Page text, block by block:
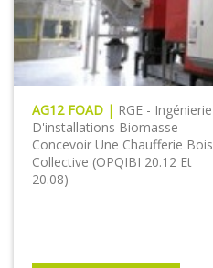
AG12 FOAD | RGE - Ingénierie
D'installations Biomasse -
Concevoir Une Chaufferie Bois
Collective (OPQIBI 20.12 Et
20.08)